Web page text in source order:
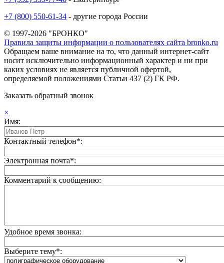
+7 (800) 550-61-34 - другие города России
© 1997-2026 "БРОНКО"
Правила защиты информации о пользователях сайта bronko.ru
Обращаем ваше внимание на то, что данный интернет-сайт
носит исключительно информационный характер и ни при
каких условиях не является публичной офертой,
определяемой положениями Статьи 437 (2) ГК РФ.
Заказать обратный звонок
×
Имя:
Контактный телефон*:
Электронная почта*:
Комментарий к сообщению:
Удобное время звонка:
Выберите тему*: